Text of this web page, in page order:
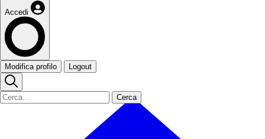
Accedi
Modifica profilo Logout
Cerca